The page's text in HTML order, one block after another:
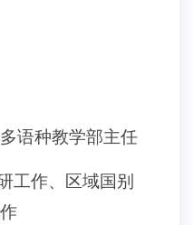
语种教学部主任
工作、区域国别